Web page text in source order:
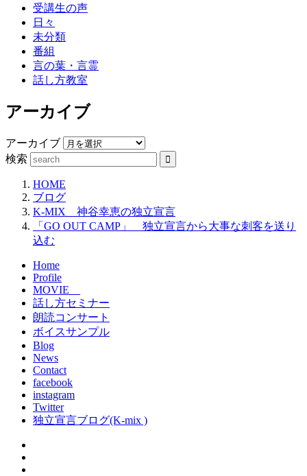
受講生の声
日々
未分類
番組
言の葉・言霊
話し方教室
アーカイブ
アーカイブ
検索
HOME
ブログ
K-MIX 神谷幸恵の独立宣言
「GO OUT CAMP」 独立宣言から大事な刺客を送り
込む
Home
Profile
MOVIE
話し方セミナー
朗読コンサート
ボイスサンプル
Blog
News
Contact
facebook
instagram
Twitter
独立宣言ブログ(K-mix )